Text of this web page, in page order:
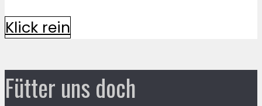
Klick rein
Fütter uns doch